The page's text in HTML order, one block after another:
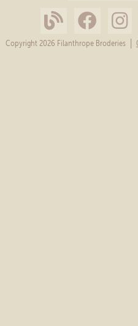
Copyright 2026 Filanthrope Broderies